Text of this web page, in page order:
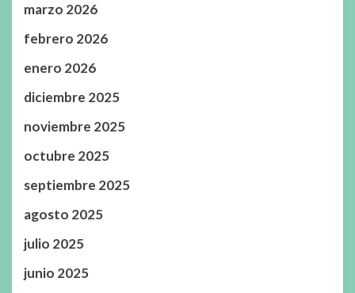
marzo 2026
febrero 2026
enero 2026
diciembre 2025
noviembre 2025
octubre 2025
septiembre 2025
agosto 2025
julio 2025
junio 2025